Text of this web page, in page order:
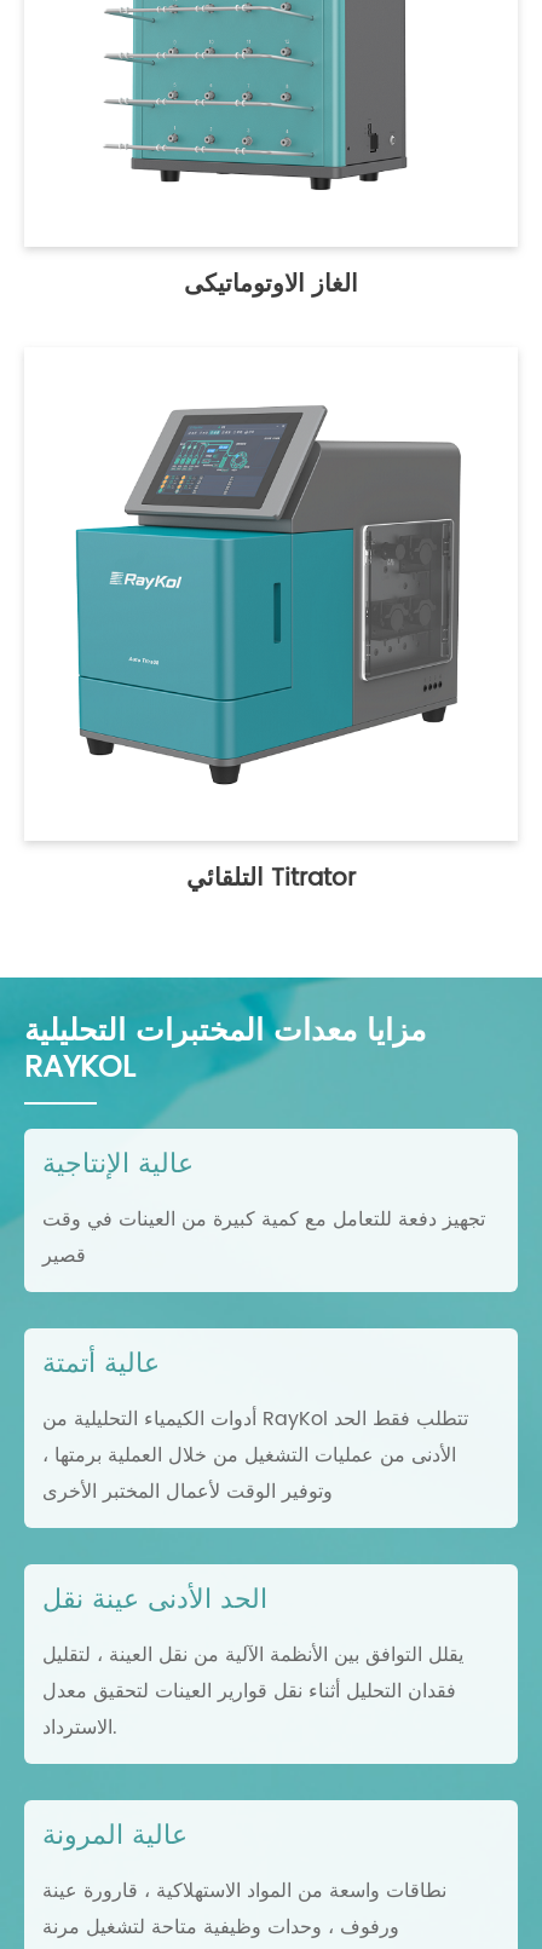
الغاز الاوتوماتيكى
التلقائي Titrator
مزايا معدات المختبرات التحليلية
RAYKOL
عالية الإنتاجية
تجهيز دفعة للتعامل مع كمية كبيرة من العينات في وقت
قصير
عالية أتمتة
أدوات الكيمياء التحليلية من RayKol تتطلب فقط الحد
الأدنى من عمليات التشغيل من خلال العملية برمتها ،
وتوفير الوقت لأعمال المختبر الأخرى
الحد الأدنى عينة نقل
يقلل التوافق بين الأنظمة الآلية من نقل العينة ، لتقليل
فقدان التحليل أثناء نقل قوارير العينات لتحقيق معدل
الاسترداد.
عالية المرونة
نطاقات واسعة من المواد الاستهلاكية ، قارورة عينة
ورفوف ، وحدات وظيفية متاحة لتشغيل مرنة